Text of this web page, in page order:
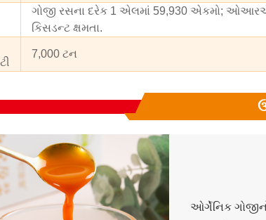
ગોજી રસના દરેક 1 એલમાં 59,930 એકમો;
કિસડન્ટ ક્ષમતા.
7,000 ટન
ઓર્ગેનિક